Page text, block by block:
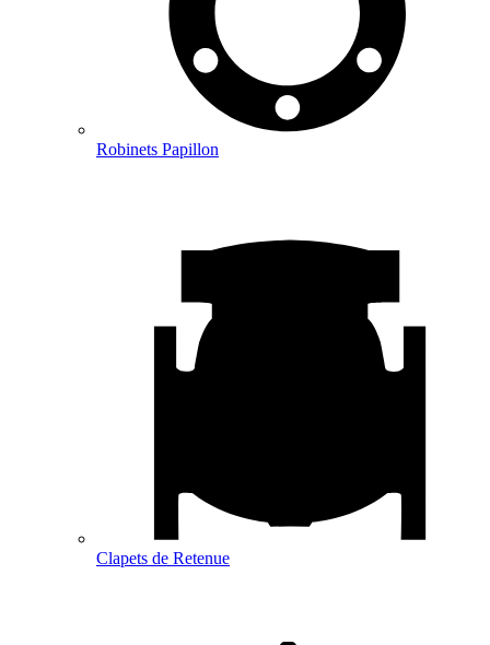
Robinets Papillon
Clapets de Retenue